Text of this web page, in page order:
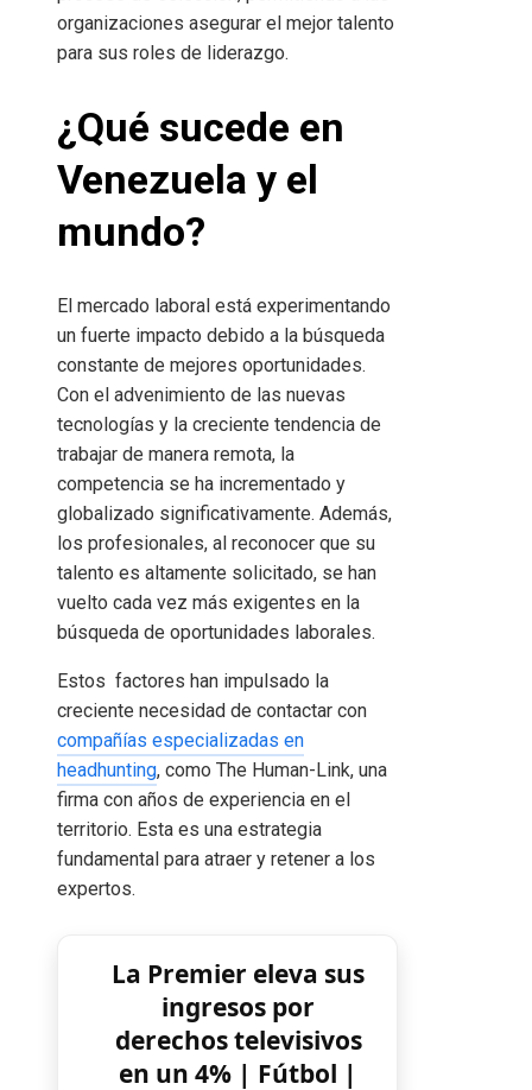
organizaciones asegurar el mejor talento
para sus roles de liderazgo.
¿Qué sucede en
Venezuela y el
mundo?
El mercado laboral está experimentando
un fuerte impacto debido a la búsqueda
constante de mejores oportunidades.
Con el advenimiento de las nuevas
tecnologías y la creciente tendencia de
trabajar de manera remota, la
competencia se ha incrementado y
globalizado significativamente. Además,
los profesionales, al reconocer que su
talento es altamente solicitado, se han
vuelto cada vez más exigentes en la
búsqueda de oportunidades laborales.
Estos factores han impulsado la
creciente necesidad de contactar con
compañías especializadas en
headhunting, como The Human-Link, una
firma con años de experiencia en el
territorio. Esta es una estrategia
fundamental para atraer y retener a los
expertos.
La Premier eleva sus
ingresos por
derechos televisivos
en un 4% | Fútbol |